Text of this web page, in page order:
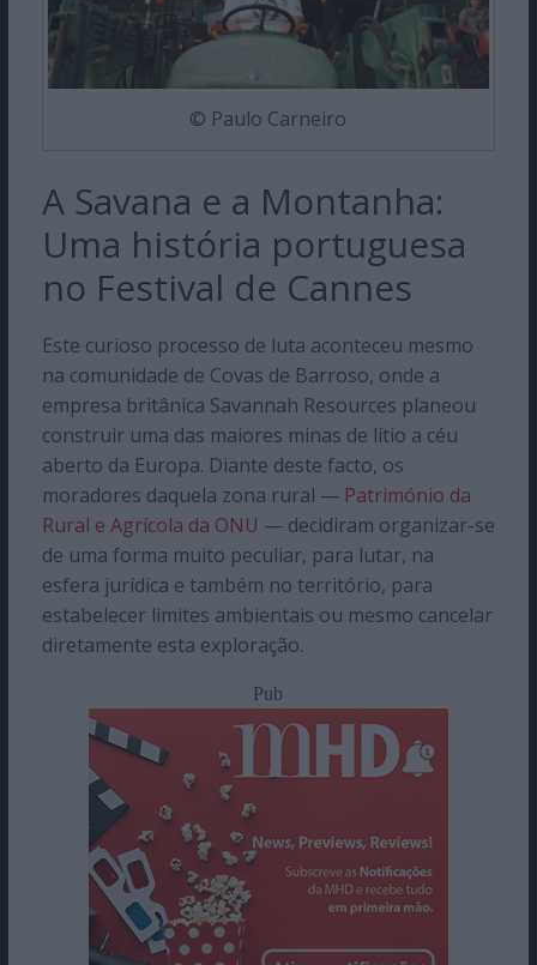
© Paulo Carneiro
A Savana e a Montanha:
Uma história portuguesa
no Festival de Cannes
Este curioso processo de luta aconteceu mesmo
na comunidade de Covas de Barroso, onde a
empresa britânica Savannah Resources planeou
construir uma das maiores minas de lítio a céu
aberto da Europa. Diante deste facto, os
moradores daquela zona rural — Património da
Rural e Agrícola da ONU — decidiram organizar-se
de uma forma muito peculiar, para lutar, na
esfera jurídica e também no território, para
estabelecer limites ambientais ou mesmo cancelar
diretamente esta exploração.
Pub